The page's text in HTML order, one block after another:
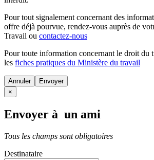
Pour tout signalement concernant des
offre déjà pourvue, rendez-vous auprès de
Travail ou contactez-nous
Pour toute information concernant le droit du
les fiches pratiques du Ministère du travail
Annuler
×
Envoyer à un ami
Tous les champs sont obligatoires
Destinataire